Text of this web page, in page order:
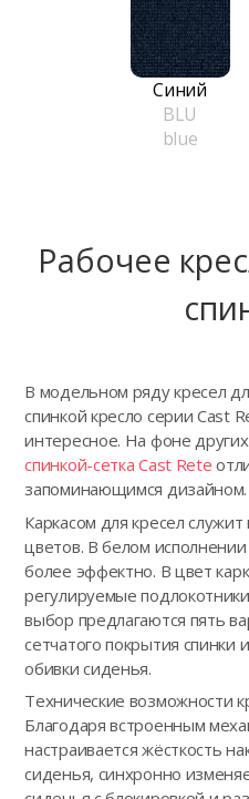
Синий
BLU
blue
Рабочее
В модельном ряду кресел
спинкой кресло серии Cast
интересное. На фоне
спинкой-сетка Cast Rete
запоминающимся дизайном.
Каркасом для кресел
цветов. В белом
более эффектно. В цвет
регулируемые
выбор предлагаются пять
сетчатого покрытия спинки
обивки сиденья.
Технические возможности
Благодаря встроенным
настраивается жёсткость
сиденья, синхронно